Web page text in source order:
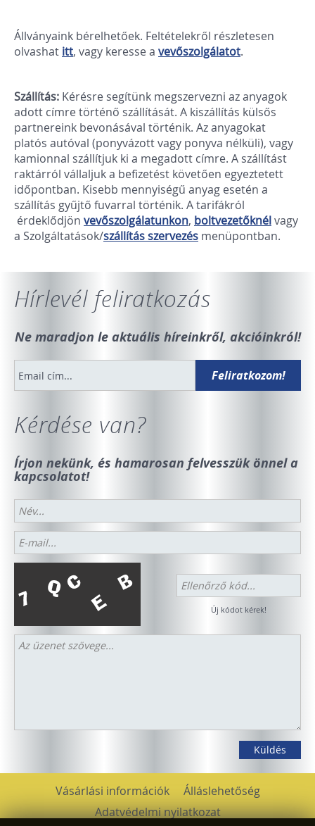
Állványaink bérelhetőek. Feltételekről részletesen
olvashat itt, vagy keresse a vevőszolgálatot.
Szállítás: Kérésre segítünk megszervezni az anyagok
adott címre történő szállítását. A kiszállítás külsős
partnereink bevonásával történik. Az anyagokat
platós autóval (ponyvázott vagy ponyva nélküli), vagy
kamionnal szállítjuk ki a megadott címre. A szállítást
raktárról vállaljuk a befizetést követően egyeztetett
időpontban. Kisebb mennyiségű anyag esetén a
szállítás gyűjtő fuvarral történik. A tarifákról
érdeklődjön vevőszolgálatunkon, boltvezetőknélvagy
a Szolgáltatások/szállítás szervezés menüpontban.
Hírlevél feliratkozás
Ne maradjon le aktuális híreinkről, akcióinkról!
Kérdése van?
Írjon nekünk, és hamarosan felvesszük önnel a
kapcsolatot!
Új kódot kérek!
Vásárlási információk
Álláslehetőség
Adatvédelmi nyilatkozat